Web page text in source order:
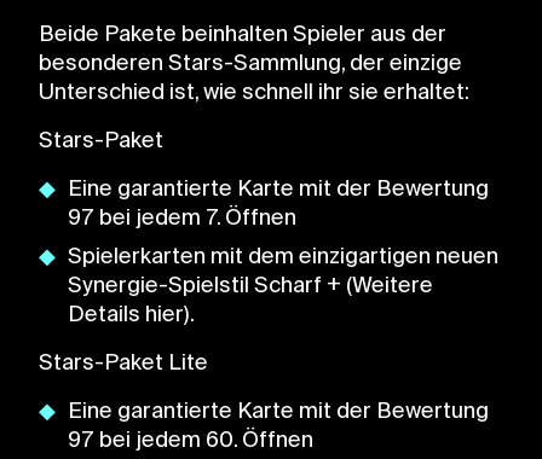
Beide Pakete beinhalten Spieler aus der
besonderen Stars-Sammlung, der einzige
Unterschied ist, wie schnell ihr sie erhaltet:
Stars-Paket
Eine garantierte Karte mit der Bewertung
97 bei jedem 7. Öffnen
Spielerkarten mit dem einzigartigen neuen
Synergie-Spielstil Scharf + (Weitere
Details hier).
Stars-Paket Lite
Eine garantierte Karte mit der Bewertung
97 bei jedem 60. Öffnen